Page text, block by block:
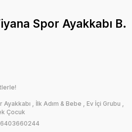
Spor Ayakkabı B.
Ayakkabı , İlk Adım & Bebe , Ev İçi Grubu ,
Çocuk